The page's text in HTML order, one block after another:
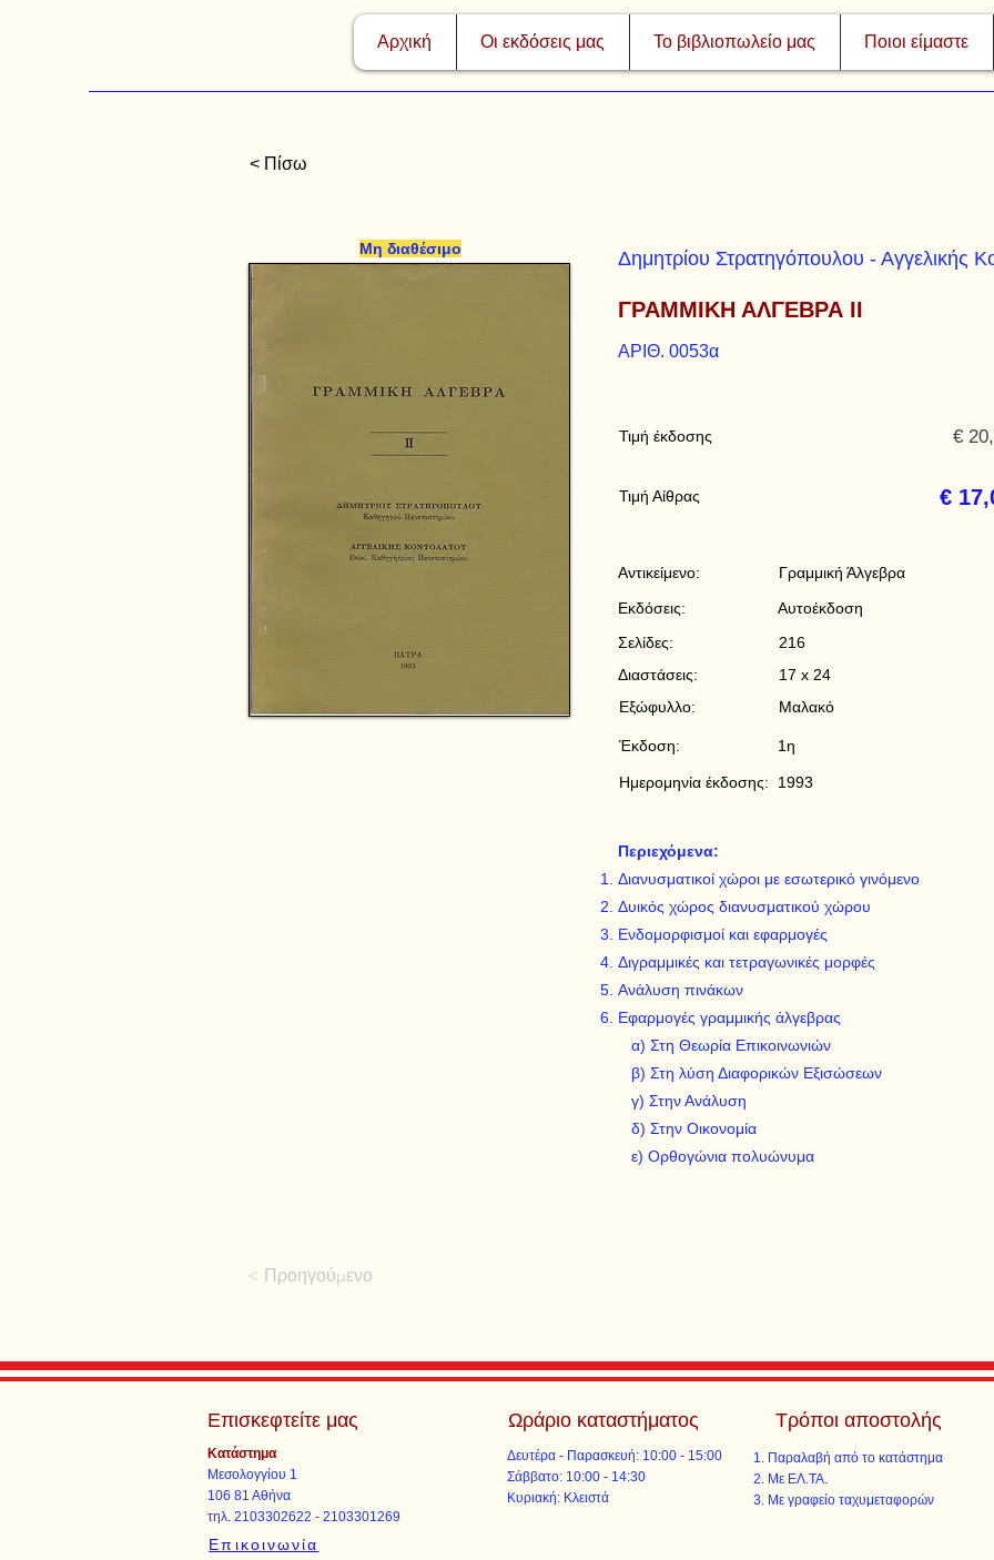
Αρχική Οι εκδόσεις μας Το βιβλιοπωλείο μας Ποιοι είμαστε
< Πίσω
Μη διαθέσιμο Δημητρίου Στρατηγόπουλου - Αγγελικής
ΓΡΑΜΜΙΚΗ ΑΛΓΕΒΡΑ ΙΙ
ΑΡΙΘ. 0053α
Τιμή έκδοσης
Τιμή Αίθρας
€
€
Γραμμική Άλγεβρα
Αυτοέκδοση
216
17 x 24
Μαλακό
1η
1993
Αντικείμενο:
Εκδόσεις:
Σελίδες:
Διαστάσεις:
Εξώφυλλο:
Έκδοση:
Ημερομηνία έκδοσης:
Περιεχόμενα:
Διανυσματικοί χώροι με εσωτερικό γινόμενο
Δυικός χώρος διανυσματικού χώρου
Ενδομορφισμοί και εφαρμογές
Διγραμμικές και τετραγωνικές μορφές
Ανάλυση πινάκων
Εφαρμογές γραμμικής άλγεβρας
α) Στη Θεωρία Επικοινωνιών
β) Στη λύση Διαφορικών Εξισώσεων
γ) Στην Ανάλυση
δ) Στην Οικονομία
ε) Ορθογώνια πολυώνυμα
< Προηγούμενο
Επισκεφτείτε μας
Κατάστημα
Μεσολογγίου 1
106 81 Αθήνα
τηλ. 2103302622 - 2103301269
Επικοινωνία
Ωράριο καταστήματος
Δευτέρα - Παρασκευή: 10:00 - 15:00
​​Σάββατο: 10:00 - 14:30
​Κυριακή: Κλειστά
Τρόποι αποστολής
Παραλαβή από το κατάστημα
Με ΕΛ.ΤΑ.​​
Με γραφείο ταχυμεταφορών​